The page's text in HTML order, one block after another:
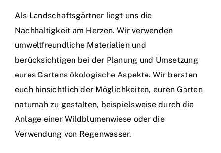
Als Landschaftsgärtner liegt uns die
Nachhaltigkeit am Herzen. Wir verwenden
umweltfreundliche Materialien und
berücksichtigen bei der Planung und Umsetzung
eures Gartens ökologische Aspekte. Wir beraten
euch hinsichtlich der Möglichkeiten, euren Garten
naturnah zu gestalten, beispielsweise durch die
Anlage einer Wildblumenwiese oder die
Verwendung von Regenwasser.